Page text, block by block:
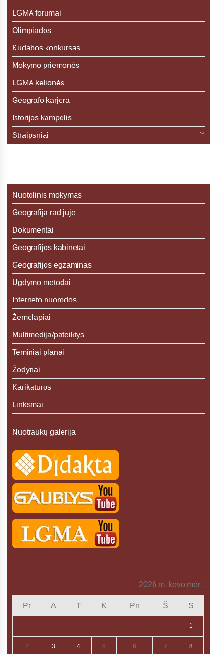
LGMA forumai
Olimpiados
Kudabos konkursas
Mokymo priemonės
LGMA kelionės
Geografo karjera
Istorijos kampelis
Straipsniai
Nuotolinis mokymas
Geografija radijuje
Dokumentai
Geografijos kabinetai
Geografijos egzaminas
Ugdymo metodai
Interneto nuorodos
Žemėlapiai
Multimedija/pateiktys
Teminiai planai
Žodynai
Karikatūros
Linksmai
Nuotraukų galerija
2026 m. kovo mėn.
Pr A T K Pn Š S
1
2 3 4 5 6 7 8